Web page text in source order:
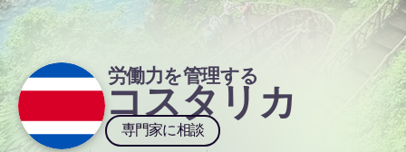
労働力を管理する
コスタリカ
専門家に相談